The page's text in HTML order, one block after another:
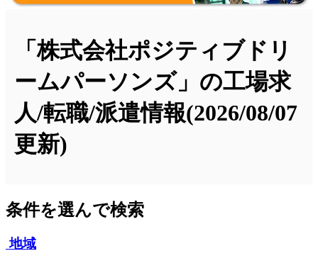
「株式会社ポジティブドリ
ームパーソンズ」の工場求
人/転職/派遣情報(2026/08/07
更新)
条件を選んで検索
地域